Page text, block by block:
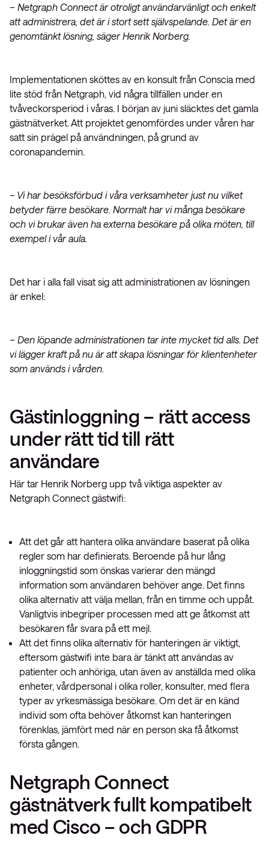
– Netgraph Connect är otroligt användarvänligt och enkelt
att administrera, det är i stort sett självspelande. Det är en
genomtänkt lösning, säger Henrik Norberg.
Implementationen sköttes av en konsult från Conscia med
lite stöd från Netgraph, vid några tillfällen under en
tvåveckorsperiod i våras. I början av juni släcktes det gamla
gästnätverket. Att projektet genomfördes under våren har
satt sin prägel på användningen, på grund av
coronapandemin.
– Vi har besöksförbud i våra verksamheter just nu vilket
betyder färre besökare. Normalt har vi många besökare
och vi brukar även ha externa besökare på olika möten, till
exempel i vår aula.
Det har i alla fall visat sig att administrationen av lösningen
är enkel:
– Den löpande administrationen tar inte mycket tid alls. Det
vi lägger kraft på nu är att skapa lösningar för klientenheter
som används i vården.
Gästinloggning – rätt access
under rätt tid till rätt
användare
Här tar Henrik Norberg upp två viktiga aspekter av
Netgraph Connect gästwifi:
Att det går att hantera olika användare baserat på olika
regler som har definierats. Beroende på hur lång
inloggningstid som önskas varierar den mängd
information som användaren behöver ange. Det finns
olika alternativ att välja mellan, från en timme och uppåt.
Vanligtvis inbegriper processen med att ge åtkomst att
besökaren får svara på ett mejl.
Att det finns olika alternativ för hanteringen är viktigt,
eftersom gästwifi inte bara är tänkt att användas av
patienter och anhöriga, utan även av anställda med olika
enheter, vårdpersonal i olika roller, konsulter, med flera
typer av yrkesmässiga besökare. Om det är en känd
individ som ofta behöver åtkomst kan hanteringen
förenklas, jämfört med när en person ska få åtkomst
första gången.
Netgraph Connect
gästnätverk fullt kompatibelt
med Cisco – och GDPR